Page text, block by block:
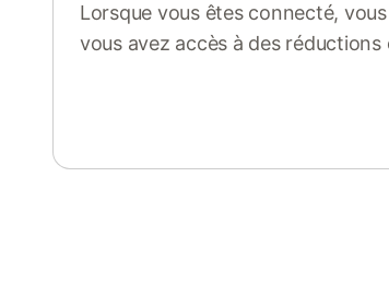
Lorsque vous êtes connecté,
vous avez accès à des réductions